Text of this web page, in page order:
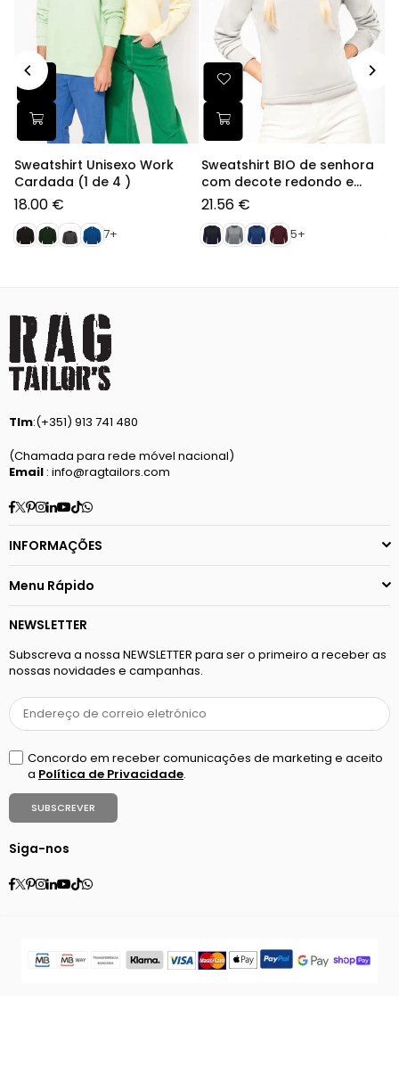
Sweatshirt Unisexo Work
Cardada (1 de 4 )
Preço
normal
18.00 €
7+
Sweatshirt BIO de senhora
com decote redondo e
mangas raglan (1 de 2)
Preço
normal
21.56 €
5+
Tlm:(+351) 913 741 480
(Chamada para rede móvel nacional)
Email : info@ragtailors.com
Facebook
Twitter
Pinterest
Instagram
Linkedin
YouTube
TikTok
Whatsapp
INFORMAÇÕES
Menu Rápido
NEWSLETTER
Subscreva a nossa NEWSLETTER para ser o primeiro a receber as
nossas novidades e campanhas.
Concordo em receber comunicações de marketing e aceito
a Política de Privacidade.
SUBSCREVER
Siga-nos
Facebook
Twitter
Pinterest
Instagram
Linkedin
YouTube
TikTok
Whatsapp